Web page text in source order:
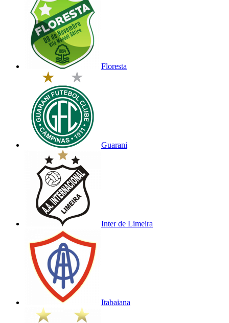
Floresta
Guarani
Inter de Limeira
Itabaiana